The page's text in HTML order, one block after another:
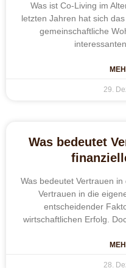
Was ist Co-Living im
letzten Jahren hat sich
gemeinschaftliche
29.
Was bedeutet
Was bedeutet Vertrauen
Vertrauen in die
entscheidender
wirtschaftlichen Erfolg.
28.